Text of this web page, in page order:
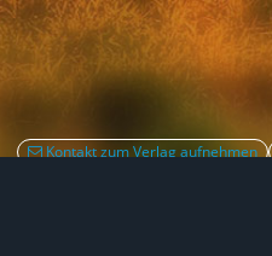
Kontakt zum Verlag aufnehmen